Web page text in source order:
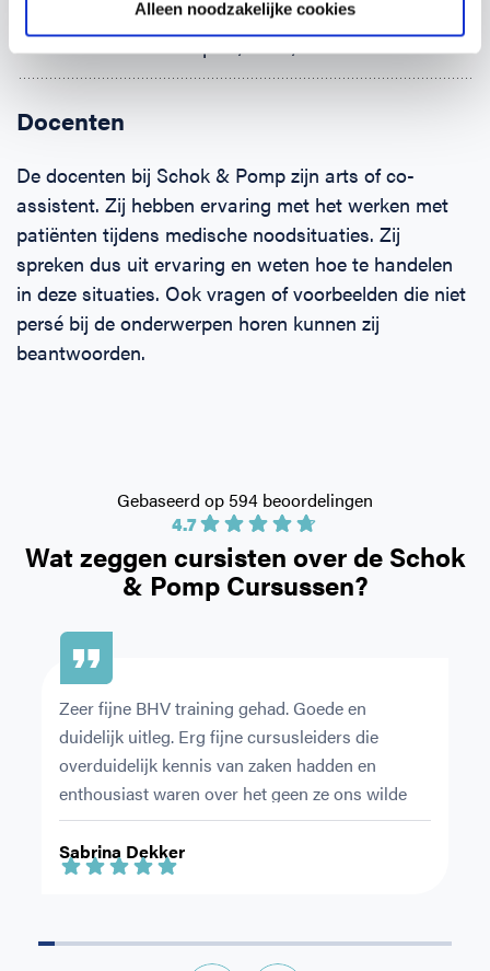
Alleen noodzakelijke cookies
(Brand-)wonden
Klein letsel aan: pols, hand, enkel en voet
Docenten
De docenten bij Schok & Pomp zijn arts of co-
assistent. Zij hebben ervaring met het werken met
patiënten tijdens medische noodsituaties. Zij
spreken dus uit ervaring en weten hoe te handelen
in deze situaties. Ook vragen of voorbeelden die niet
persé bij de onderwerpen horen kunnen zij
beantwoorden.
Wat zeggen cursisten over de Schok
& Pomp Cursussen?
4.7
Gebaseerd op 594 beoordelingen
Sabrina Dekker
Zeer fijne BHV training gehad. Goede en
duidelijk uitleg. Erg fijne cursusleiders die
overduidelijk kennis van zaken hadden en
enthousiast waren over het geen ze ons wilde
leren.